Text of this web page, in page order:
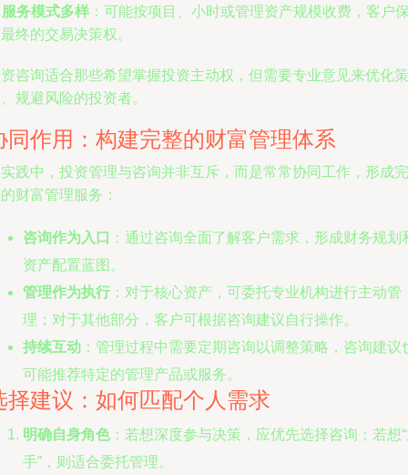
服务模式多样 ：可能按项目、小时或管理资产规模收费，客户
终的交易决策权。
咨询适合那些希望掌握投资主动权，但需要专业意见来优化策
规避风险的投资者。
同作用：构建完整的财富管理体系
践中，投资管理与咨询并非互斥，而是常常协同工作，形成完
财富管理服务：
咨询作为入口
：通过咨询全面了解客户需求，形成财务规划
资产配置蓝图。
管理作为执行 ：对于核心资产，可委托专业机构进行主动管
理；对于其他部分，客户可根据咨询建议自行操作。
持续互动 ：管理过程中需要定期咨询以调整策略，咨询建议
可能推荐特定的管理产品或服务。
择建议：如何匹配个人需求
明确自身角色：若想深度参与决策，应优先选择咨询；若想
手”，则适合委托管理。